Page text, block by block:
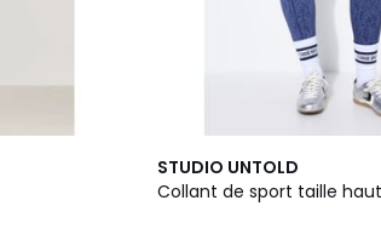
STUDIO UNTOLD
Collant de sport taille